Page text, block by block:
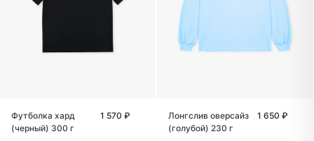
Футболка хард
(черный) 300 г
1 570 ₽
Лонгслив оверсайз
(голубой) 230 г
1 650 ₽